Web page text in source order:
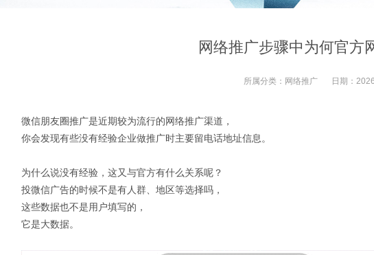
网络推广步骤中为何官方
所属分类： 网络推广 日期：
微信朋友圈推广是近期较为流行的网络推广渠道，
你会发现有些没有经验企业做推广时主要留电话地址信息。
为什么说没有经验，这又与官方有什么关系呢？
投微信广告的时候不是有人群、地区等选择吗，
这些数据也不是用户填写的，
它是大数据。